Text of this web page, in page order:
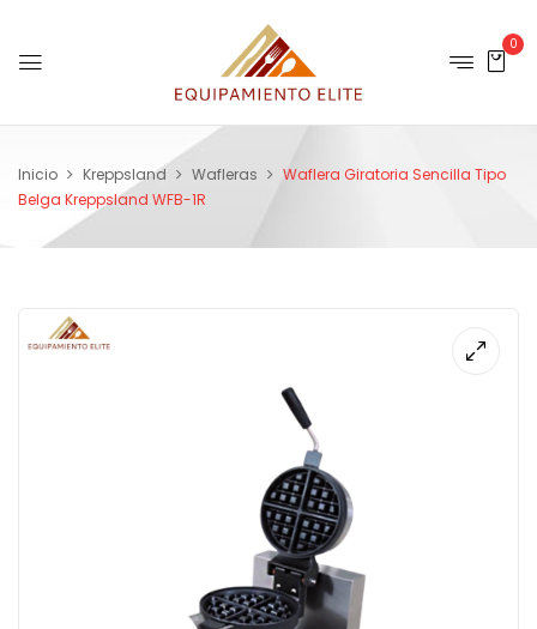
0
Inicio Kreppsland Wafleras
Waflera Giratoria Sencilla Tipo
Belga Kreppsland WFB-1R